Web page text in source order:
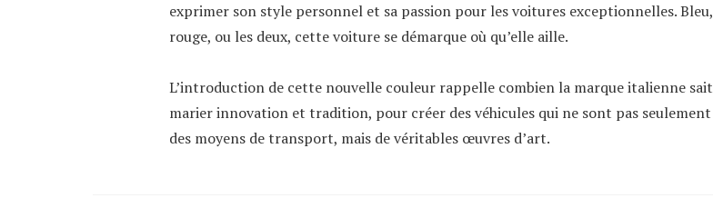
exprimer son style personnel et sa passion pour les voitures exceptionnelles. Bleu,
rouge, ou les deux, cette voiture se démarque où qu’elle aille.
L’introduction de cette nouvelle couleur rappelle combien la marque italienne sait
marier innovation et tradition, pour créer des véhicules qui ne sont pas seulement
des moyens de transport, mais de véritables œuvres d’art.